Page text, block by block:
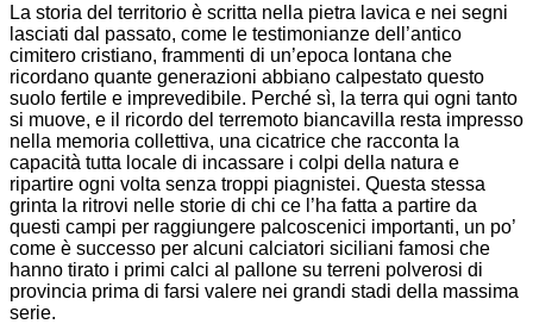
La storia del territorio è scritta nella pietra lavica e nei segni
lasciati dal passato, come le testimonianze dell’antico
cimitero cristiano, frammenti di un’epoca lontana che
ricordano quante generazioni abbiano calpestato questo
suolo fertile e imprevedibile. Perché sì, la terra qui ogni tanto
si muove, e il ricordo del terremoto biancavilla resta impresso
nella memoria collettiva, una cicatrice che racconta la
capacità tutta locale di incassare i colpi della natura e
ripartire ogni volta senza troppi piagnistei. Questa stessa
grinta la ritrovi nelle storie di chi ce l’ha fatta a partire da
questi campi per raggiungere palcoscenici importanti, un po’
come è successo per alcuni calciatori siciliani famosi che
hanno tirato i primi calci al pallone su terreni polverosi di
provincia prima di farsi valere nei grandi stadi della massima
serie.